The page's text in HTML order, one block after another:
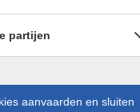
partijen
aanvaarden en sluiten